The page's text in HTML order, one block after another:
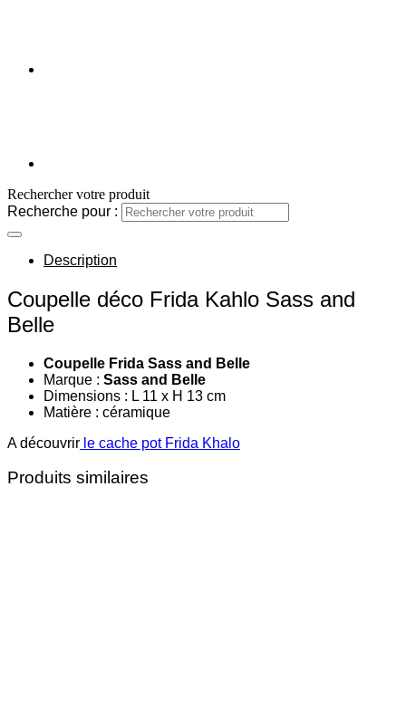
Rechercher votre produit
Recherche pour :
Description
Coupelle déco Frida Kahlo Sass and
Belle
Coupelle Frida Sass and Belle
Marque : Sass and Belle
Dimensions : L 11 x H 13 cm
Matière : céramique
A découvrir le cache pot Frida Khalo
Produits similaires